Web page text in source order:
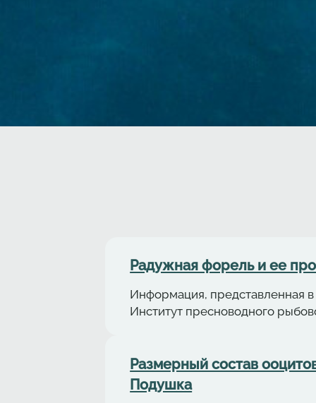
Радужная форель и ее
Информация, представленная
Институт пресноводного
Размерный состав
Подушка